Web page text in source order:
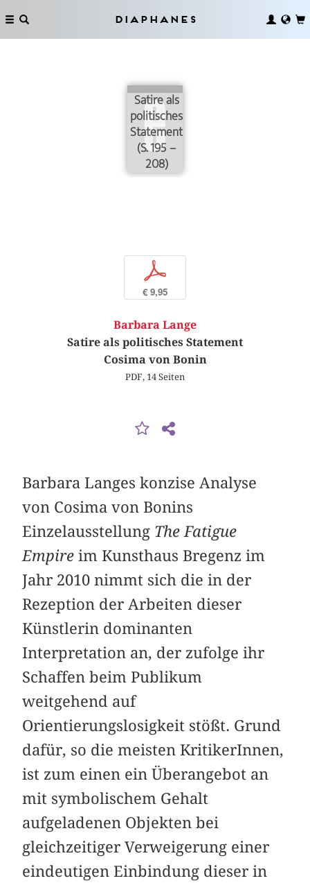
Diaphanes
Satire als
politisches
Statement
(S. 195 –
208)
p
€ 9,95
Barbara Lange
Satire als politisches Statement
Cosima von Bonin
PDF, 14 Seiten
Barbara Langes konzise Analyse
von Cosima von Bonins
Einzelausstellung The Fatigue
Empireim Kunsthaus Bregenz im
Jahr 2010 nimmt sich die in der
Rezeption der Arbeiten dieser
Künstlerin dominanten
Interpretation an, der zufolge ihr
Schaffen beim Publikum
weitgehend auf
Orientierungslosigkeit stößt. Grund
dafür, so die meisten KritikerInnen,
ist zum einen ein Überangebot an
mit symbolischem Gehalt
aufgeladenen Objekten bei
gleichzeitiger Verweigerung einer
eindeutigen Einbindung dieser in